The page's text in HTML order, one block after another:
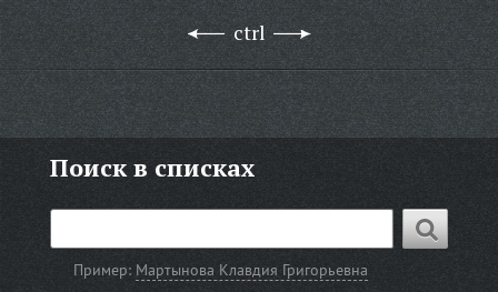
ctrl
Поиск в списках
Пример: Мартынова Клавдия Григорьевна